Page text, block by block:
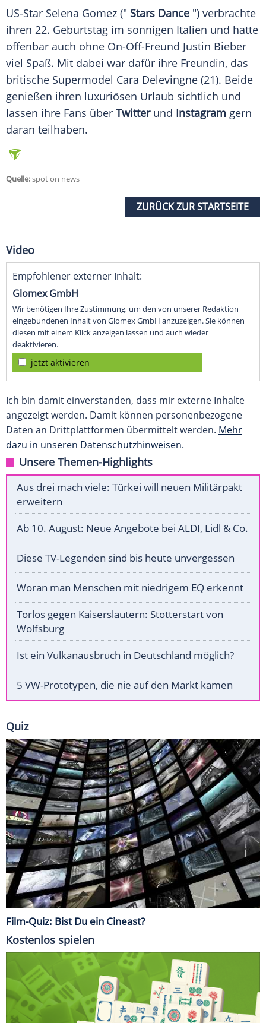
US-Star Selena Gomez (" Stars Dance ") verbrachte
ihren 22. Geburtstag im sonnigen Italien und hatte
offenbar auch ohne On-Off-Freund Justin Bieber
viel Spaß. Mit dabei war dafür ihre Freundin, das
britische Supermodel Cara Delevingne (21). Beide
genießen ihren luxuriösen Urlaub sichtlich und
lassen ihre Fans über Twitterund Instagram gern
daran teilhaben.
Quelle:spot on news
ZURÜCK ZUR STARTSEITE
Video
Empfohlener externer Inhalt:
Glomex GmbH
Wir benötigen Ihre Zustimmung, um den von unserer Redaktion
eingebundenen Inhalt von Glomex GmbH anzuzeigen. Sie können
diesen mit einem Klick anzeigen lassen und auch wieder
deaktivieren.
jetzt aktivieren
Ich bin damit einverstanden, dass mir externe Inhalte
angezeigt werden. Damit können personenbezogene
Daten an Drittplattformen übermittelt werden. Mehr
dazu in unseren Datenschutzhinweisen.
Unsere Themen-Highlights
Aus drei mach viele: Türkei will neuen Militärpakt
erweitern
Ab 10. August: Neue Angebote bei ALDI, Lidl & Co.
Diese TV-Legenden sind bis heute unvergessen
Woran man Menschen mit niedrigem EQ erkennt
Torlos gegen Kaiserslautern: Stotterstart von
Wolfsburg
Ist ein Vulkanausbruch in Deutschland möglich?
5 VW-Prototypen, die nie auf den Markt kamen
Quiz
Film-Quiz: Bist Du ein Cineast?
Kostenlos spielen